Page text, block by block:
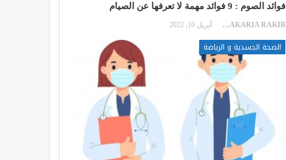
فوائد الصوم : 9 فوائد مهمة لا تعرفها عن الصيام
ZAKARIA RAKIB أبريل 10, 2022
الصحة الجسدية و الرياضة